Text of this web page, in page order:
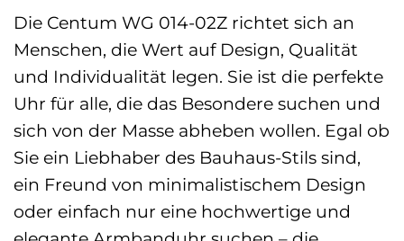
Die Centum WG 014-02Z richtet sich an
Menschen, die Wert auf Design, Qualität
und Individualität legen. Sie ist die perfekte
Uhr für alle, die das Besondere suchen und
sich von der Masse abheben wollen. Egal ob
Sie ein Liebhaber des Bauhaus-Stils sind,
ein Freund von minimalistischem Design
oder einfach nur eine hochwertige und